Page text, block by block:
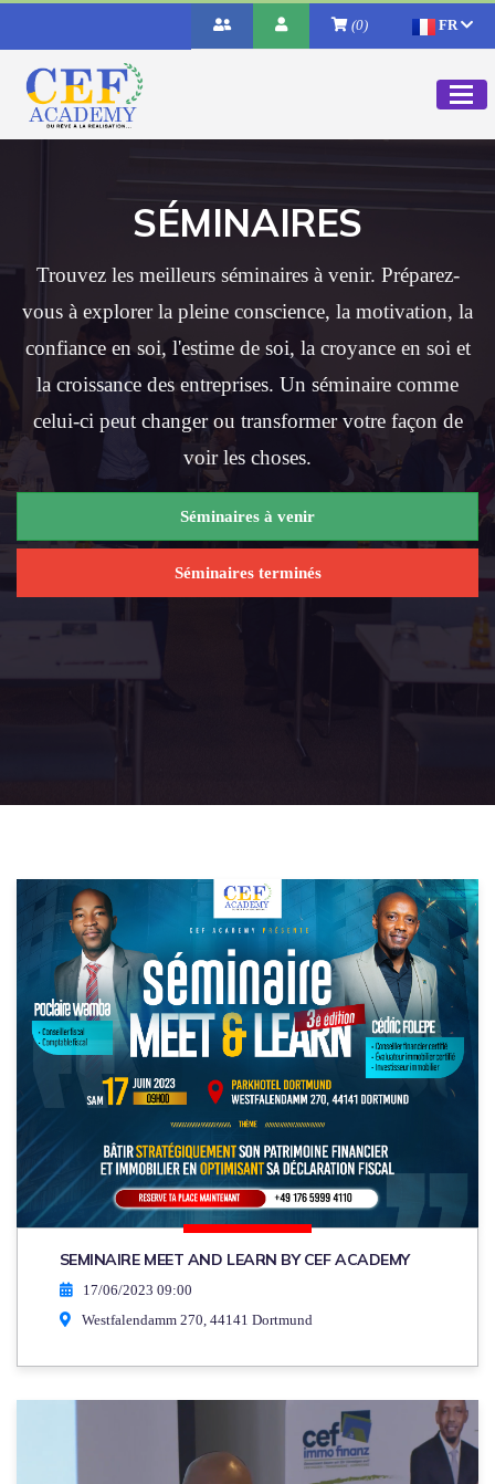
(0) FR
SÉMINAIRES
Trouvez les meilleurs séminaires à venir. Préparez-
vous à explorer la pleine conscience, la motivation, la
confiance en soi, l'estime de soi, la croyance en soi et
la croissance des entreprises. Un séminaire comme
celui-ci peut changer ou transformer votre façon de
voir les choses.
Séminaires à venir
Séminaires terminés
SEMINAIRE MEET AND LEARN BY CEF ACADEMY
17/06/2023 09:00
Westfalendamm 270, 44141 Dortmund